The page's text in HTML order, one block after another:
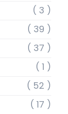
( 3 )
( 39 )
( 37 )
( 1 )
( 52 )
( 17 )